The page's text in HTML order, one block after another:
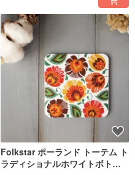
Folkstar ポーランド トーテム ト
ラディショナルホワイトボトム